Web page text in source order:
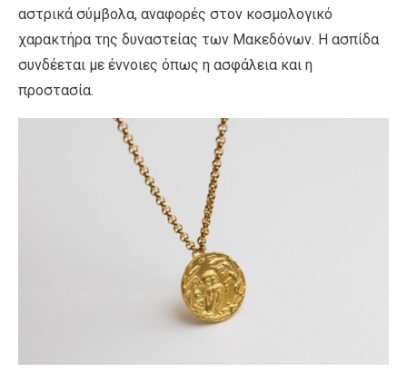
αστρικά σύμβολα, αναφορές στον κοσμολογικό
χαρακτήρα της δυναστείας των Μακεδόνων. Η ασπίδα
συνδέεται με έννοιες όπως η ασφάλεια και η
προστασία.